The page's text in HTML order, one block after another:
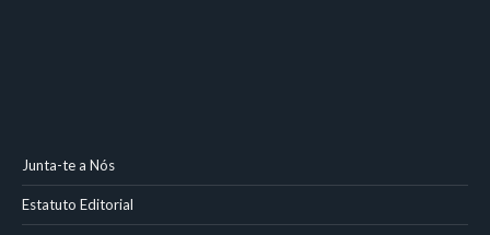
Junta-te a Nós
Estatuto Editorial